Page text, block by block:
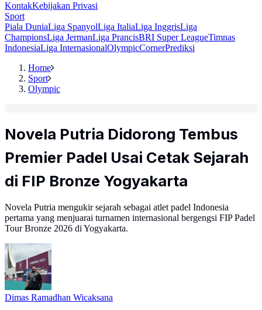
KontakKebijakan Privasi
Sport
Piala DuniaLiga SpanyolLiga ItaliaLiga InggrisLiga
ChampionsLiga JermanLiga PrancisBRI Super LeagueTimnas
IndonesiaLiga InternasionalOlympicCornerPrediksi
Home
Sport
Olympic
Novela Putria Didorong Tembus
Premier Padel Usai Cetak Sejarah
di FIP Bronze Yogyakarta
Novela Putria mengukir sejarah sebagai atlet padel Indonesia
pertama yang menjuarai turnamen internasional bergengsi FIP Padel
Tour Bronze 2026 di Yogyakarta.
Dimas Ramadhan Wicaksana